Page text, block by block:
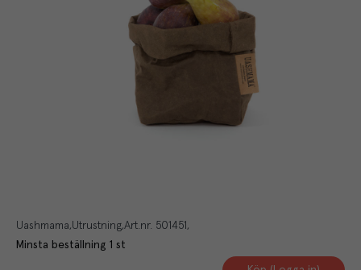
Uashmama Utrustning Art.nr. 501451
Minsta beställning 1 st